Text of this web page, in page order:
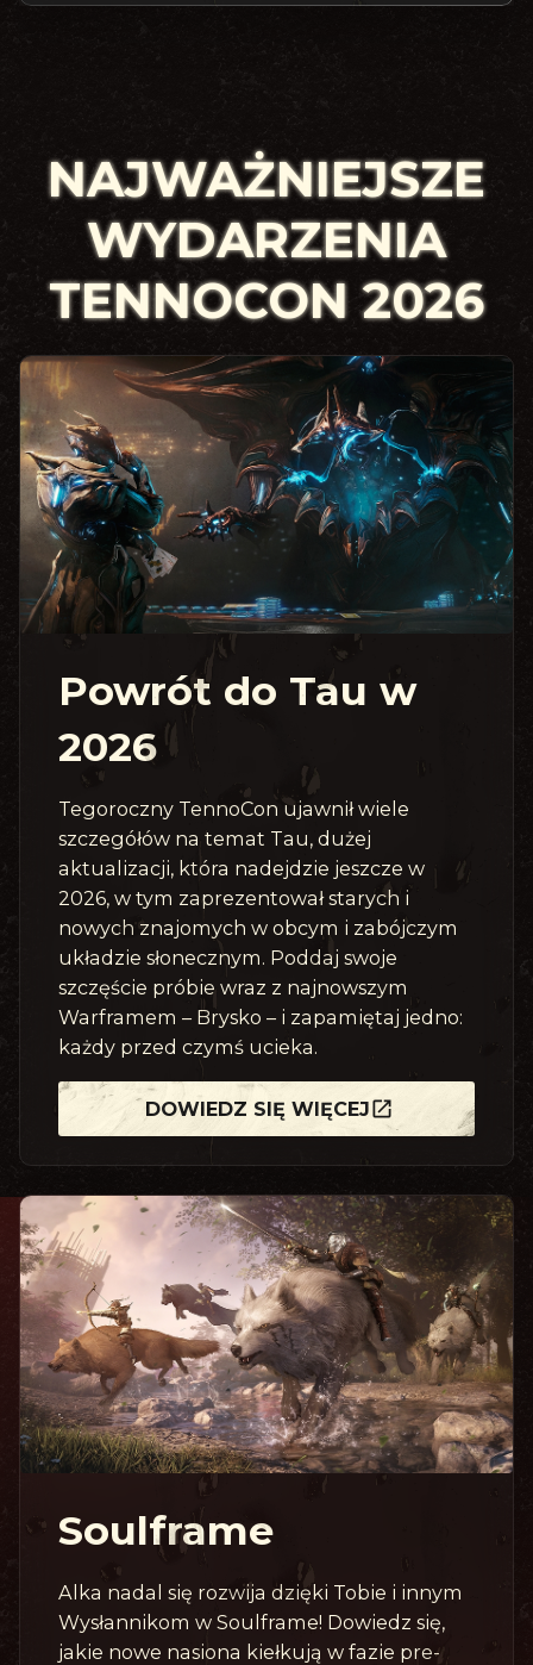
NAJWAŻNIEJSZE
WYDARZENIA
TENNOCON 2026
Powrót do Tau w
2026
Tegoroczny TennoCon ujawnił wiele
szczegółów na temat Tau, dużej
aktualizacji, która nadejdzie jeszcze w
2026, w tym zaprezentował starych i
nowych znajomych w obcym i zabójczym
układzie słonecznym. Poddaj swoje
szczęście próbie wraz z najnowszym
Warframem – Brysko – i zapamiętaj jedno:
każdy przed czymś ucieka.
DOWIEDZ SIĘ WIĘCEJ
Soulframe
Alka nadal się rozwija dzięki Tobie i innym
Wysłannikom w Soulframe! Dowiedz się,
jakie nowe nasiona kiełkują w fazie pre-